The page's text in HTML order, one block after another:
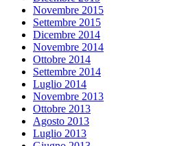
Novembre 2015
Settembre 2015
Dicembre 2014
Novembre 2014
Ottobre 2014
Settembre 2014
Luglio 2014
Novembre 2013
Ottobre 2013
Agosto 2013
Luglio 2013